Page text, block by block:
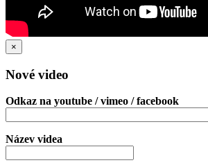
×
Nové video
Odkaz na youtube / vimeo / facebook
Název videa